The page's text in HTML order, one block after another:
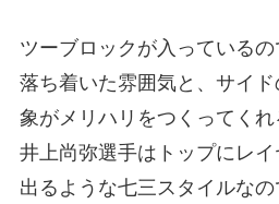
ツーブロックが入っている
落ち着いた雰囲気と、サイ
象がメリハリをつくってくれ
井上尚弥選手はトップにレ
出るような七三スタイルな